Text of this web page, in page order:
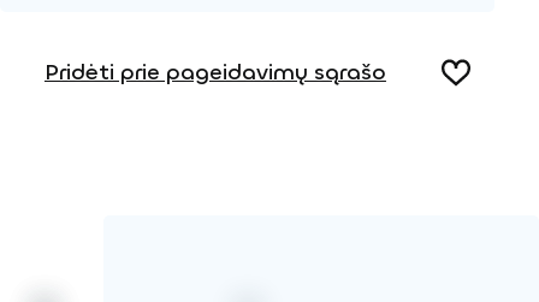
Pridėti prie pageidavimų sąrašo